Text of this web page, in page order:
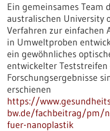
Ein gemeinsames
australischen University
Verfahren zur einfachen
in Umweltproben
ein gewöhnliches
entwickelter Teststreifen
Forschungsergebnisse
erschienen
https://
bw.de/fachbeitrag/pm/
fuer-nanoplastik